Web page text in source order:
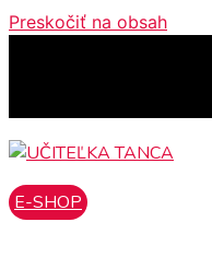
Preskočiť na obsah
E-SHOP